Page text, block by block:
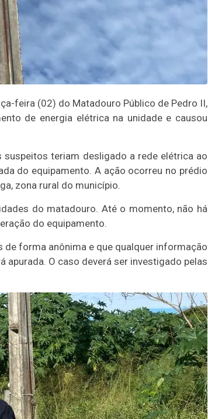
feira (02) do Matadouro Público de Pedro II,
de energia elétrica na unidade e causou
suspeitos teriam desligado a rede elétrica ao
do equipamento. A ação ocorreu no prédio
zona rural do município.
do matadouro. Até o momento, não há
do equipamento.
forma anônima e que qualquer informação
O caso deverá ser investigado pelas